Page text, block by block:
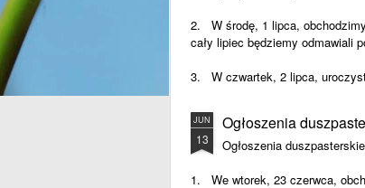
2. W środę, 1 lipca,
cały lipiec będziemy odmawiali
3. W czwartek, 2 lipca,
4.
JUN
13
Ogłoszenia
Ogłoszenia
1. We wtorek, 23 czerwca,